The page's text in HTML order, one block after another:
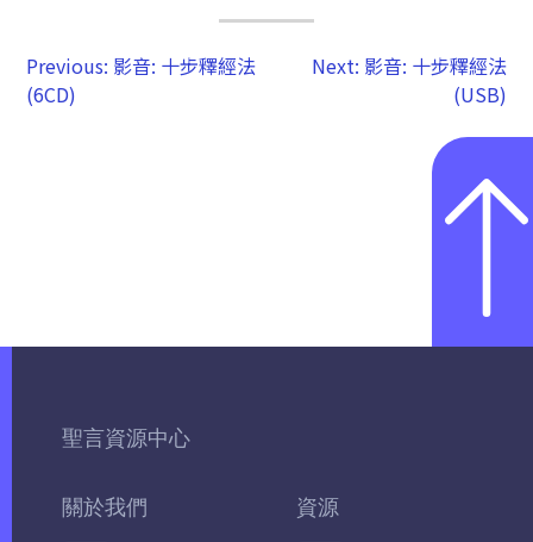
Previous: 影音: 十步釋經法
(6CD)
Next: 影音: 十步釋經法
(USB)
聖言資源中心
關於我們 資源